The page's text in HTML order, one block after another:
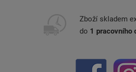
Zboží skladem
do 1 pracovního